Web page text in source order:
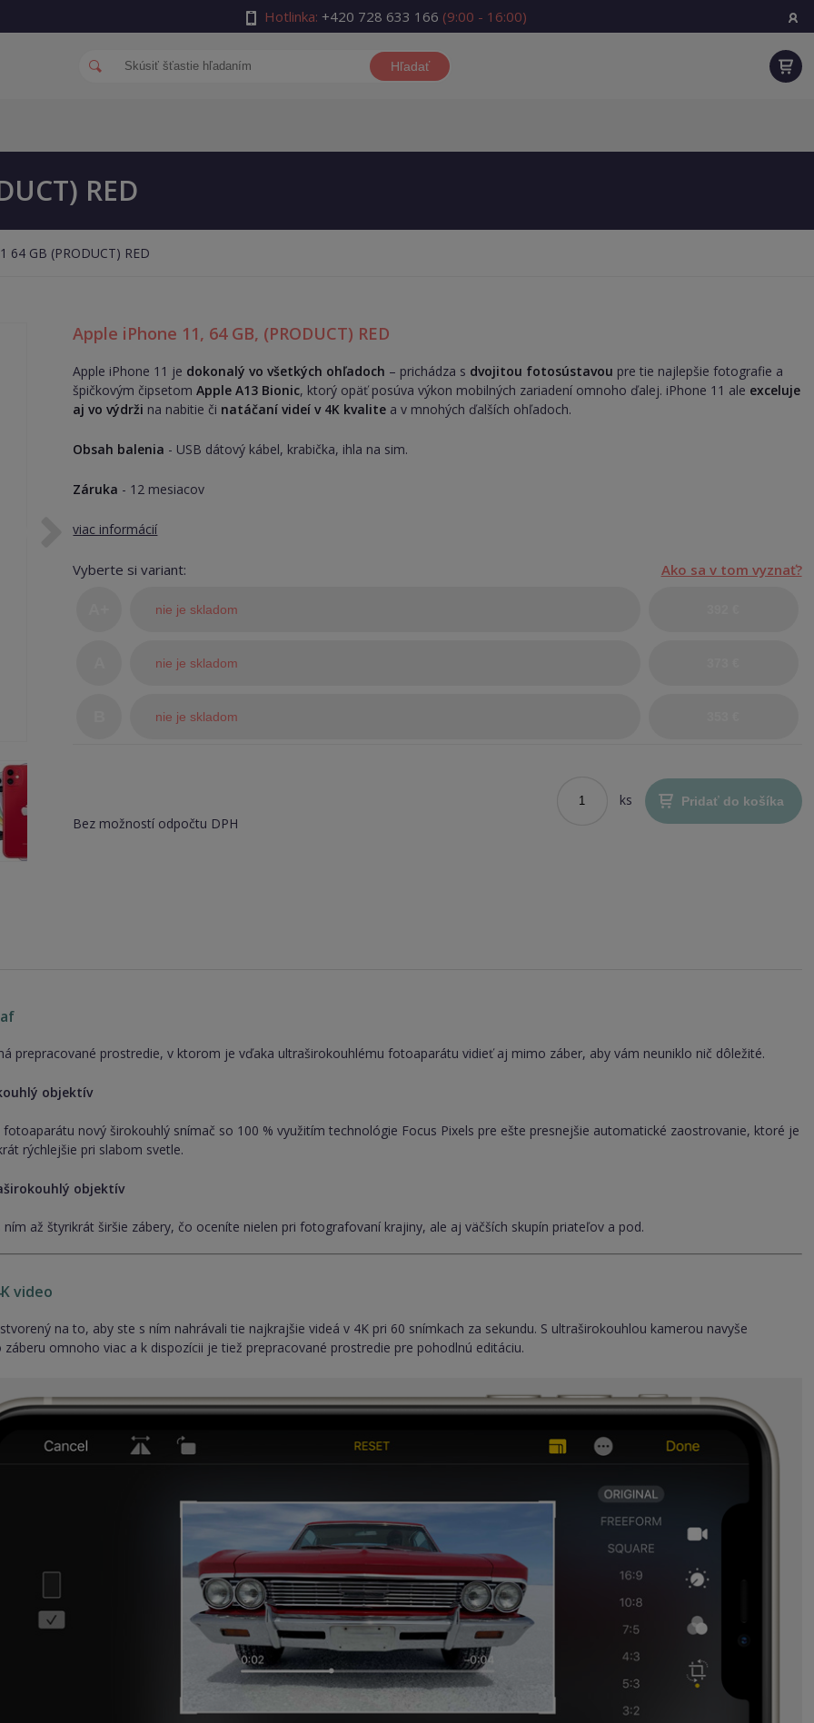
Hotlinka: +420 728 633 166 (9:00 - 16:00)
Hľadať
RED
64 GB (PRODUCT) RED
Apple iPhone 11, 64 GB, (PRODUCT) RED
Apple iPhone 11 je dokonalý vo všetkých ohľadoch – prichádza s dvojitou fotosústavou pre tie najlepšie fotografie a
špičkovým čipsetom Apple A13 Bionic, ktorý opäť posúva výkon mobilných zariadení omnoho ďalej. iPhone 11 ale exceluje
aj vo výdrži na nabitie či natáčaní videí v 4K kvalite a v mnohých ďalších ohľadoch.
Obsah balenia - USB dátový kábel, krabička, ihla na sim.
Záruka - 12 mesiacov
viac informácií
Vyberte si variant: Ako sa v tom vyznať?
nie je skladom
nie je skladom
nie je skladom
Bez možností odpočtu DPH
ks Pridať do košíka
prepracované prostredie, v ktorom je vďaka ultraširokouhlému fotoaparátu vidieť aj mimo záber, aby vám neuniklo nič dôležité.
objektív
fotoaparátu nový širokouhlý snímač so 100 % využitím technológie Focus Pixels pre ešte presnejšie automatické zaostrovanie, ktoré je
rýchlejšie pri slabom svetle.
objektív
ním až štyrikrát širšie zábery, čo oceníte nielen pri fotografovaní krajiny, ale aj väčších skupín priateľov a pod.
video
na to, aby ste s ním nahrávali tie najkrajšie videá v 4K pri 60 snímkach za sekundu. S ultraširokouhlou kamerou navyše
omnoho viac a k dispozícii je tiež prepracované prostredie pre pohodlnú editáciu.